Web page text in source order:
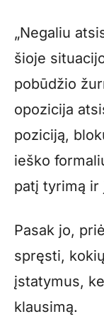
„Negaliu
šioje
pobūdžio
opozicija
poziciją,
ieško
patį tyrimą ir
Pasak jo,
spręsti,
įstatymus,
klausimą.